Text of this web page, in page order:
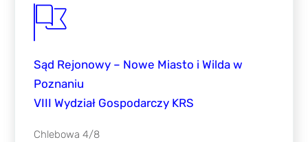
Sąd Rejonowy – Nowe Miasto i Wilda w
Poznaniu
VIII Wydział Gospodarczy KRS
Chlebowa 4/8